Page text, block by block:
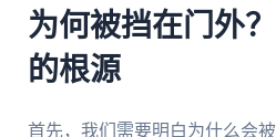
为何被挡在门外
的根源
首先，我们需要明白为什么会